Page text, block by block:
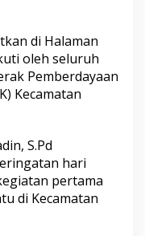
di Halaman
oleh seluruh
Pemberdayaan
Kecamatan
S.Pd
hari
pertama
di Kecamatan